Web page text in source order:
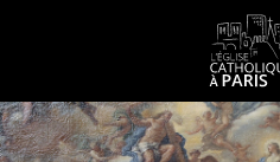
Votre recherche
Panneau de gestion des cookies